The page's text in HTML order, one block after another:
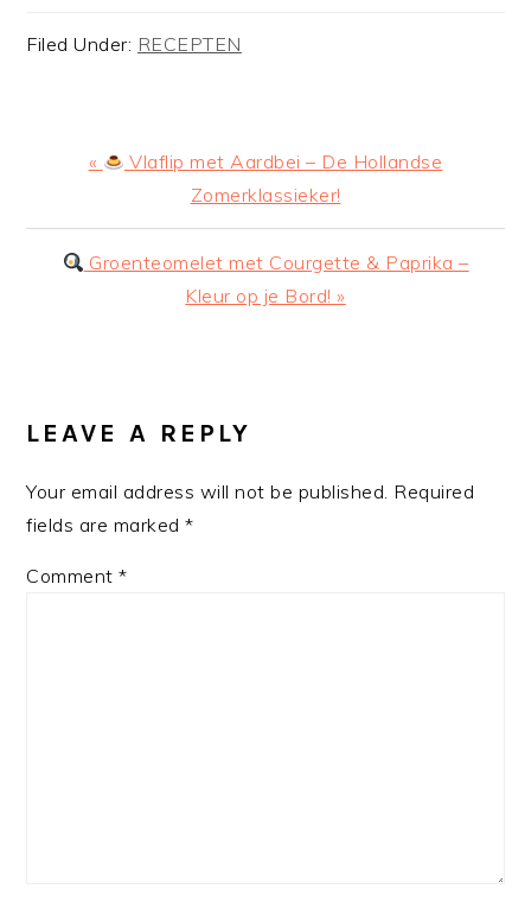
Filed Under: RECEPTEN
Previous
«
Vlaflip met Aardbei – De Hollandse
Zomerklassieker!
NextGroenteomelet met Courgette & Paprika –
Kleur op je Bord! »
INTERACTIONS
LEAVE A REPLY
Your email address will not be published. Required
fields are marked*
Comment*